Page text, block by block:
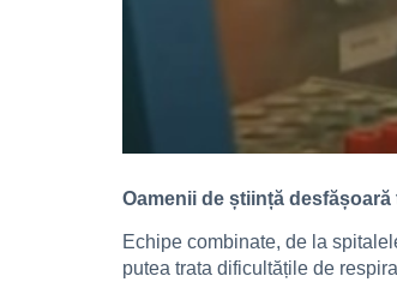
Oamenii de știință
Echipe combinate, de la
putea trata dificultățile de